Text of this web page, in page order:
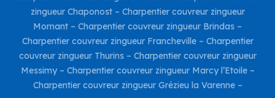
zingueur Chaponost– Charpentier couvreur zingueur
Mornant – Charpentier couvreur zingueur Brindas –
Charpentier couvreur zingueur Francheville– Charpentier
couvreur zingueur Thurins– Charpentier couvreur zingueur
Messimy– Charpentier couvreur zingueur Marcy l’Etoile–
Charpentier couvreur zingueur Grézieu la Varenne–